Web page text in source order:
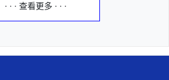
· · · 查看更多 · · ·